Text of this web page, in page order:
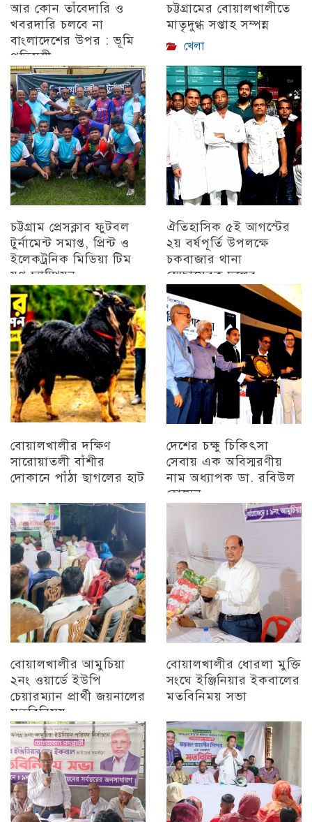
আর কোন তাঁবেদারি ও
খবরদারি চলবে না
বাংলাদেশের উপর : ভূমি
প্রতিমন্ত্রী
চট্টগ্রাম
চট্টগ্রামের বোয়ালখালীতে
মাতৃদুগ্ধ সপ্তাহ সম্পন্ন
খেলা
চট্টগ্রাম প্রেসক্লাব ফুটবল
টুর্নামেন্ট সমাপ্ত, প্রিন্ট ও
ইলেকট্রনিক মিডিয়া টিম
যুগ্ন চ্যাম্পিয়ন
চট্টগ্রাম
ঐতিহাসিক ৫ই আগস্টের
২য় বর্ষপূর্তি উপলক্ষে
চকবাজার থানা
স্বেচ্ছাসেবক দলের
প্রামাণ্যচিত্র প্রদর্শন ও
বিজয় মিছিল
চট্টগ্রাম
বোয়ালখালীর দক্ষিণ
সারোয়াতলী বাঁশীর
দোকানে পাঁঠা ছাগলের হাট
চট্টগ্রাম
দেশের চক্ষু চিকিৎসা
সেবায় এক অবিস্মরণীয়
নাম অধ্যাপক ডা. রবিউল
হোসেন
বোয়ালখালীর আমুচিয়া
২নং ওয়ার্ডে ইউপি
চেয়ারম্যান প্রার্থী জয়নালের
মতবিনিময়
চট্টগ্রাম
বোয়ালখালীর ধোরলা মুক্তি
সংঘে ইঞ্জিনিয়ার ইকবালের
মতবিনিময় সভা
চট্টগ্রাম